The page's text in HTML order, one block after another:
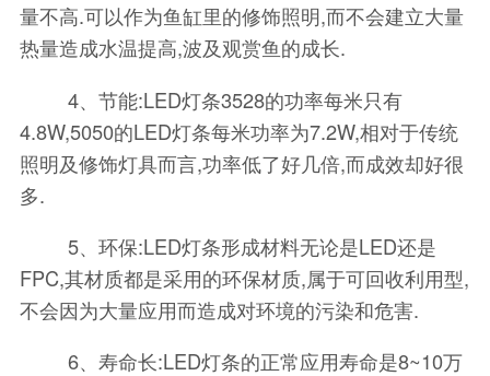
量不高.可以作为鱼缸里的修饰照明,而不会建立大量
热量造成水温提高,波及观赏鱼的成长.
4、节能:LED灯条3528的功率每米只有
4.8W,5050的LED灯条每米功率为7.2W,相对于传统
照明及修饰灯具而言,功率低了好几倍,而成效却好很
多.
5、环保:LED灯条形成材料无论是LED还是
FPC,其材质都是采用的环保材质,属于可回收利用型,
不会因为大量应用而造成对环境的污染和危害.
6、寿命长:LED灯条的正常应用寿命是8~10万